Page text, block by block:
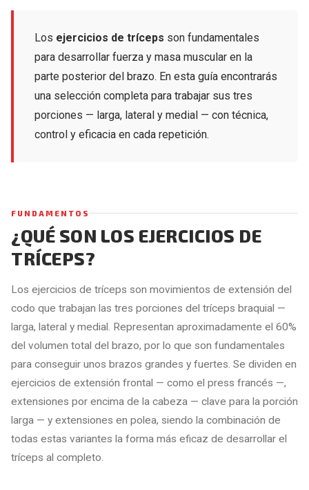
Los ejercicios de tríceps son fundamentales
para desarrollar fuerza y masa muscular en la
parte posterior del brazo. En esta guía encontrarás
una selección completa para trabajar sus tres
porciones — larga, lateral y medial — con técnica,
control y eficacia en cada repetición.
FUNDAMENTOS
¿QUÉ SON LOS EJERCICIOS DE
TRÍCEPS?
Los ejercicios de tríceps son movimientos de extensión del
codo que trabajan las tres porciones del tríceps braquial —
larga, lateral y medial. Representan aproximadamente el 60%
del volumen total del brazo, por lo que son fundamentales
para conseguir unos brazos grandes y fuertes. Se dividen en
ejercicios de extensión frontal — como el press francés —,
extensiones por encima de la cabeza — clave para la porción
larga — y extensiones en polea, siendo la combinación de
todas estas variantes la forma más eficaz de desarrollar el
tríceps al completo.